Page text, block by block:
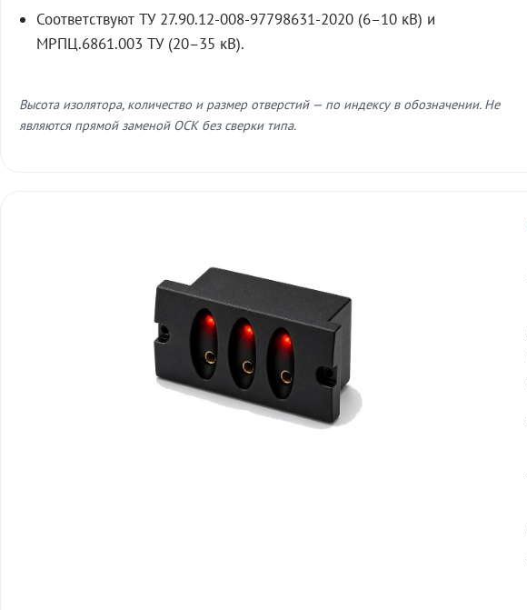
Соответствуют ТУ 27.90.12-008-97798631-2020 (6–10 кВ) и
МРПЦ.6861.003 ТУ (20–35 кВ).
Высота изолятора, количество и размер отверстий — по индексу в обозначении. Не
являются прямой заменой ОСК без сверки типа.